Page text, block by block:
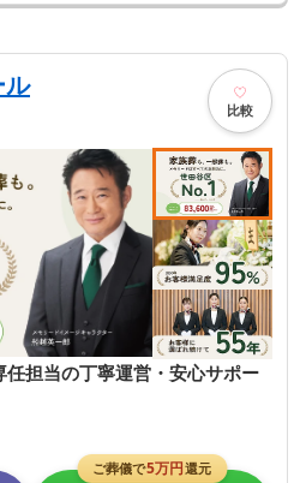
ル
比較
担当の丁寧運営・安心サポー
ご葬儀で5万円還元